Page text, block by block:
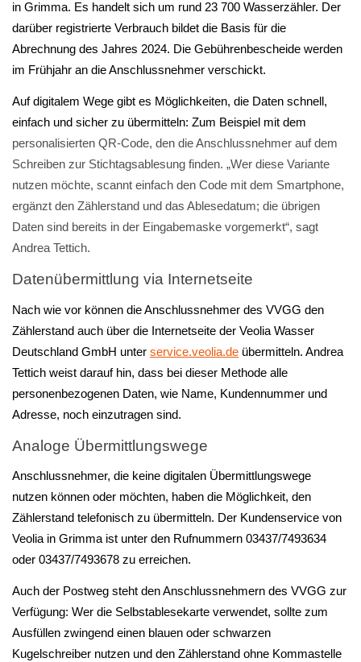
in Grimma. Es handelt sich um rund 23 700 Wasserzähler. Der
darüber registrierte Verbrauch bildet die Basis für die
Abrechnung des Jahres 2024. Die Gebührenbescheide werden
im Frühjahr an die Anschlussnehmer verschickt.
Auf digitalem Wege gibt es Möglichkeiten, die Daten schnell,
einfach und sicher zu übermitteln: Zum Beispiel mit dem
personalisierten QR-Code, den die Anschlussnehmer auf dem
Schreiben zur Stichtagsablesung finden. „Wer diese Variante
nutzen möchte, scannt einfach den Code mit dem Smartphone,
ergänzt den Zählerstand und das Ablesedatum; die übrigen
Daten sind bereits in der Eingabemaske vorgemerkt“, sagt
Andrea Tettich.
Datenübermittlung via Internetseite
Nach wie vor können die Anschlussnehmer des VVGG den
Zählerstand auch über die Internetseite der Veolia Wasser
Deutschland GmbH unter service.veolia.de übermitteln. Andrea
Tettich weist darauf hin, dass bei dieser Methode alle
personenbezogenen Daten, wie Name, Kundennummer und
Adresse, noch einzutragen sind.
Analoge Übermittlungswege
Anschlussnehmer, die keine digitalen Übermittlungswege
nutzen können oder möchten, haben die Möglichkeit, den
Zählerstand telefonisch zu übermitteln. Der Kundenservice von
Veolia in Grimma ist unter den Rufnummern 03437/7493634
oder 03437/7493678 zu erreichen.
Auch der Postweg steht den Anschlussnehmern des VVGG zur
Verfügung: Wer die Selbstablesekarte verwendet, sollte zum
Ausfüllen zwingend einen blauen oder schwarzen
Kugelschreiber nutzen und den Zählerstand ohne Kommastelle